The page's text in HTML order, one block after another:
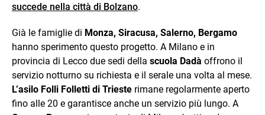
succede nella città di Bolzano.
Già le famiglie di Monza, Siracusa, Salerno, Bergamo
hanno sperimento questo progetto. A Milano e in
provincia di Lecco due sedi della scuola Dadà offrono il
servizio notturno su richiesta e il serale una volta al mese.
L’asilo Folli Folletti di Trieste rimane regolarmente aperto
fino alle 20 e garantisce anche un servizio più lungo. A